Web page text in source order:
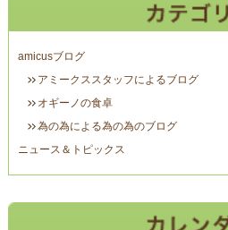
amicusブログ
アミークススタッフによるブログ
オギーノの食卓
為の為による為の為のブログ
ニュース＆トピックス